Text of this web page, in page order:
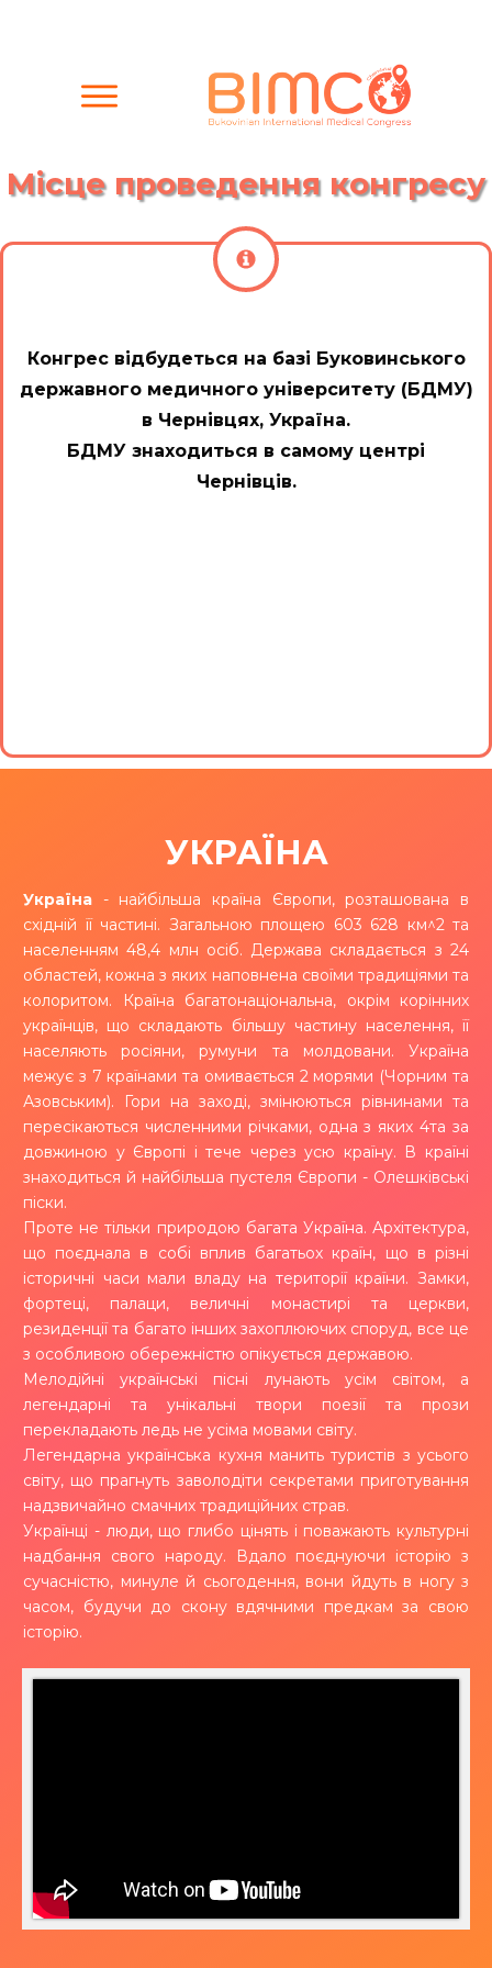
Місце проведення конгресу
Конгрес відбудеться на базі Буковинського
державного медичного університету (БДМУ)
в Чернівцях, Україна.
БДМУ знаходиться в самому центрі
Чернівців.
УКРАЇНА
Україна - найбільша країна Європи, розташована в
східній її частині. Загальною площею 603 628 км^2 та
населенням 48,4 млн осіб. Держава складається з 24
областей, кожна з яких наповнена своїми традиціями та
колоритом. Країна багатонаціональна, окрім корінних
українців, що складають більшу частину населення, її
населяють росіяни, румуни та молдовани. Україна
межує з 7 країнами та омивається 2 морями (Чорним та
Азовським). Гори на заході, змінюються рівнинами та
пересікаються численними річками, одна з яких 4та за
довжиною у Європі і тече через усю країну. В країні
знаходиться й найбільша пустеля Європи - Олешківські
піски.
Проте не тільки природою багата Україна. Архітектура,
що поєднала в собі вплив багатьох країн, що в різні
історичні часи мали владу на території країни. Замки,
фортеці, палаци, величні монастирі та церкви,
резиденції та багато інших захоплюючих споруд, все це
з особливою обережністю опікується державою.
Мелодійні українські пісні лунають усім світом, а
легендарні та унікальні твори поезії та прози
перекладають ледь не усіма мовами світу.
Легендарна українська кухня манить туристів з усього
світу, що прагнуть заволодіти секретами приготування
надзвичайно смачних традиційних страв.
Українці - люди, що глибо цінять і поважають культурні
надбання свого народу. Вдало поєднуючи історію з
сучасністю, минуле й сьогодення, вони йдуть в ногу з
часом, будучи до скону вдячними предкам за свою
історію.